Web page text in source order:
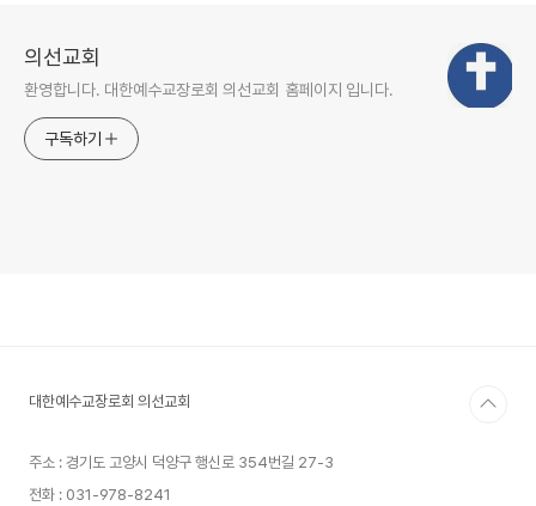
의선교회
환영합니다. 대한예수교장로회 의선교회 홈페이지 입니다.
구독하기
대한예수교장로회 의선교회
주소 : 경기도 고양시 덕양구 행신로 354번길 27-3
전화 : 031-978-8241